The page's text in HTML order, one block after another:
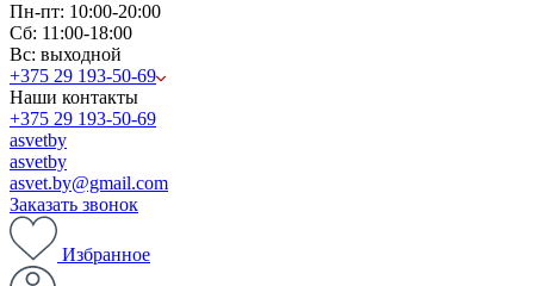
Пн-пт: 10:00-20:00
Сб: 11:00-18:00
Вс: выходной
+375 29 193-50-69
Наши контакты
+375 29 193-50-69
asvetby
asvetby
asvet.by@gmail.com
Заказать звонок
Избранное